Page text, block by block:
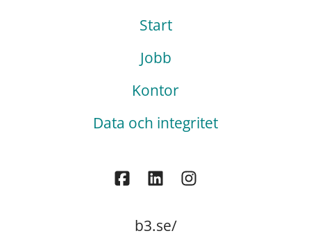
Start
Jobb
Kontor
Data och integritet
b3.se/